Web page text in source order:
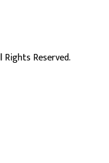
Reserved.